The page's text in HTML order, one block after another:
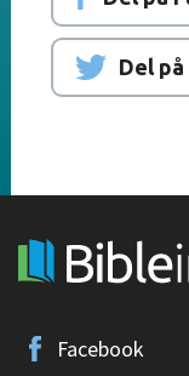
Del
Facebook